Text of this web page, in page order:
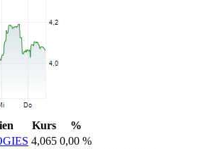
Kurs
%
4,065 0,00 %